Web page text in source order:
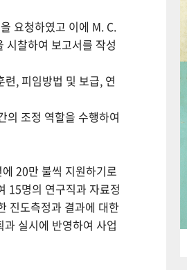
요청하였고 이에 M. C.
찰하여 보고서를 작성
, 피임방법 및 보급, 연
의 조정 역할을 수행하여
20만 불씩 지원하기로
15명의 연구직과 자료정
진도측정과 결과에 대한
실시에 반영하여 사업